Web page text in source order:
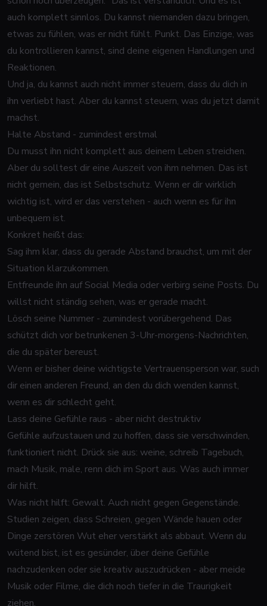
auch komplett sinnlos. Du kannst niemanden dazu bringen,
etwas zu fühlen, was er nicht fühlt. Punkt. Das Einzige, was
du kontrollieren kannst, sind deine eigenen Handlungen und
Reaktionen.
Und ja, du kannst auch nicht immer steuern, dass du dich in
ihn verliebt hast. Aber du kannst steuern, was du jetzt damit
machst.
Halte Abstand - zumindest erstmal
Du musst ihn nicht komplett aus deinem Leben streichen.
Aber du solltest dir eine Auszeit von ihm nehmen. Das ist
nicht gemein, das ist Selbstschutz. Wenn er dir wirklich
wichtig ist, wird er das verstehen - auch wenn es für ihn
unbequem ist.
Konkret heißt das:
Sag ihm klar, dass du gerade Abstand brauchst, um mit der
Situation klarzukommen.
Entfreunde ihn auf Social Media oder verbirg seine Posts. Du
willst nicht ständig sehen, was er gerade macht.
Lösch seine Nummer - zumindest vorübergehend. Das
schützt dich vor betrunkenen 3-Uhr-morgens-Nachrichten,
die du später bereust.
Wenn er bisher deine wichtigste Vertrauensperson war, such
dir einen anderen Freund, an den du dich wenden kannst,
wenn es dir schlecht geht.
Lass deine Gefühle raus - aber nicht destruktiv
Gefühle aufzustauen und zu hoffen, dass sie verschwinden,
funktioniert nicht. Drück sie aus: weine, schreib Tagebuch,
mach Musik, male, renn dich im Sport aus. Was auch immer
dir hilft.
Was nicht hilft: Gewalt. Auch nicht gegen Gegenstände.
Studien zeigen, dass Schreien, gegen Wände hauen oder
Dinge zerstören Wut eher verstärkt als abbaut. Wenn du
wütend bist, ist es gesünder, über deine Gefühle
nachzudenken oder sie kreativ auszudrücken - aber meide
Musik oder Filme, die dich noch tiefer in die Traurigkeit
ziehen.